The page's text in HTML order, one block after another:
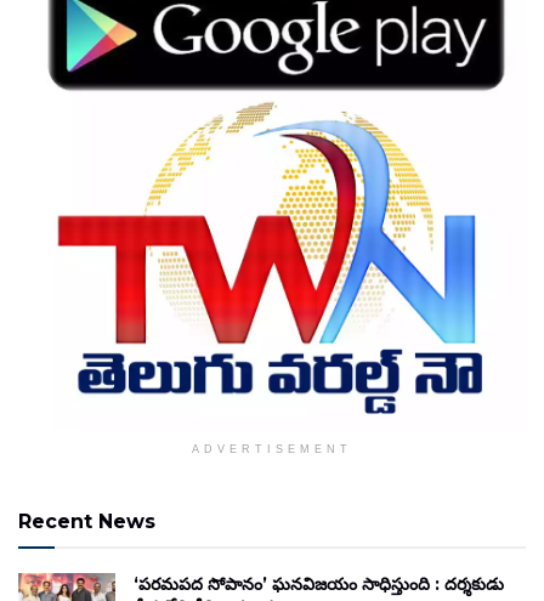
ADVERTISEMENT
Recent News
‘పరమపద సోపానం’ ఘనవిజయం సాధిస్తుంది : దర్శకుడు